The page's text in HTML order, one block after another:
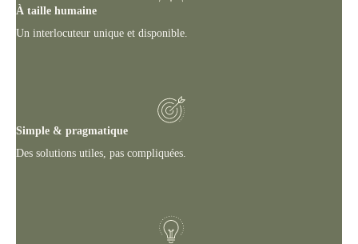
À taille humaine
Un interlocuteur unique et disponible.
Simple & pragmatique
Des solutions utiles, pas compliquées.